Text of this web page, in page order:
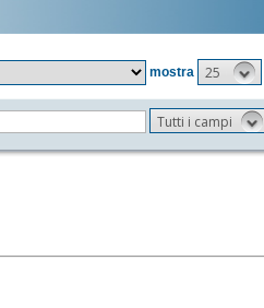
mostra
25
Tutti i campi